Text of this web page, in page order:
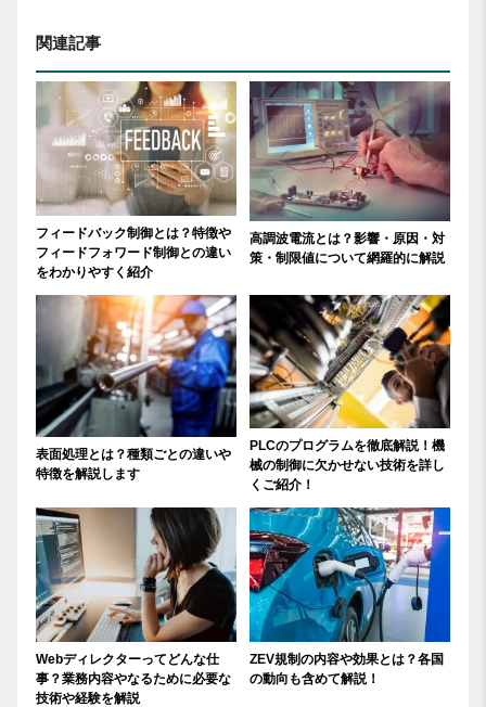
関連記事
フィードバック制御とは？特徴や
フィードフォワード制御との違い
をわかりやすく紹介
高調波電流とは？影響・原因・対
策・制限値について網羅的に解説
表面処理とは？種類ごとの違いや
特徴を解説します
PLCのプログラムを徹底解説！機
械の制御に欠かせない技術を詳し
くご紹介！
Webディレクターってどんな仕
事？業務内容やなるために必要な
技術や経験を解説
ZEV規制の内容や効果とは？各国
の動向も含めて解説！